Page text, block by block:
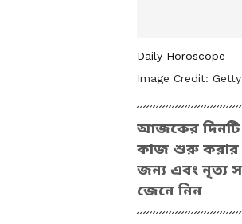
Daily Horoscope
Image Credit: Getty
আজকের দিনটি
কাজ শুরু করার
জন্য এবং নৃত্য
জেনে নিন